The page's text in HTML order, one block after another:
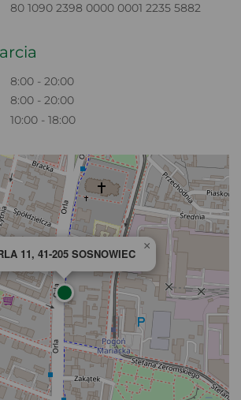
80 1090 2398 0000 0001 2235 5882
8:00 - 20:00
8:00 - 20:00
10:00 - 18:00
11, 41-205 SOSNOWIEC
×